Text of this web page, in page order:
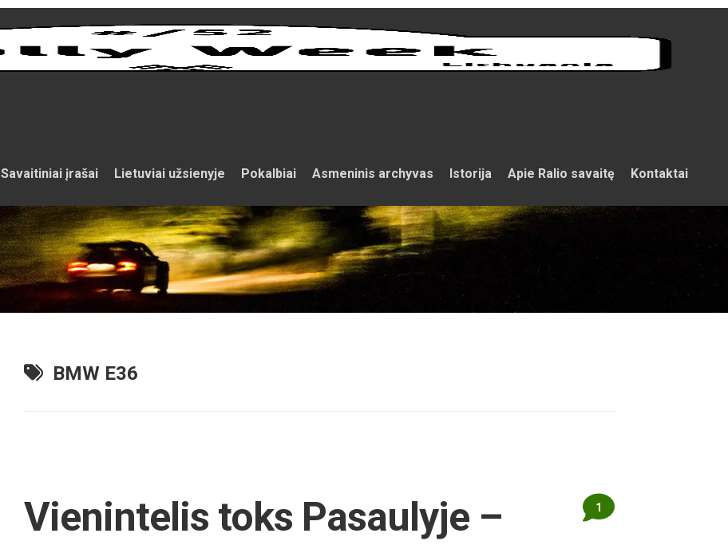
Savaitiniai įrašai Lietuviai užsienyje Pokalbiai Asmeninis archyvas Istorija Apie Ralio savaitę Kontaktai
BMW E36
Vienintelis toks Pasaulyje –
1